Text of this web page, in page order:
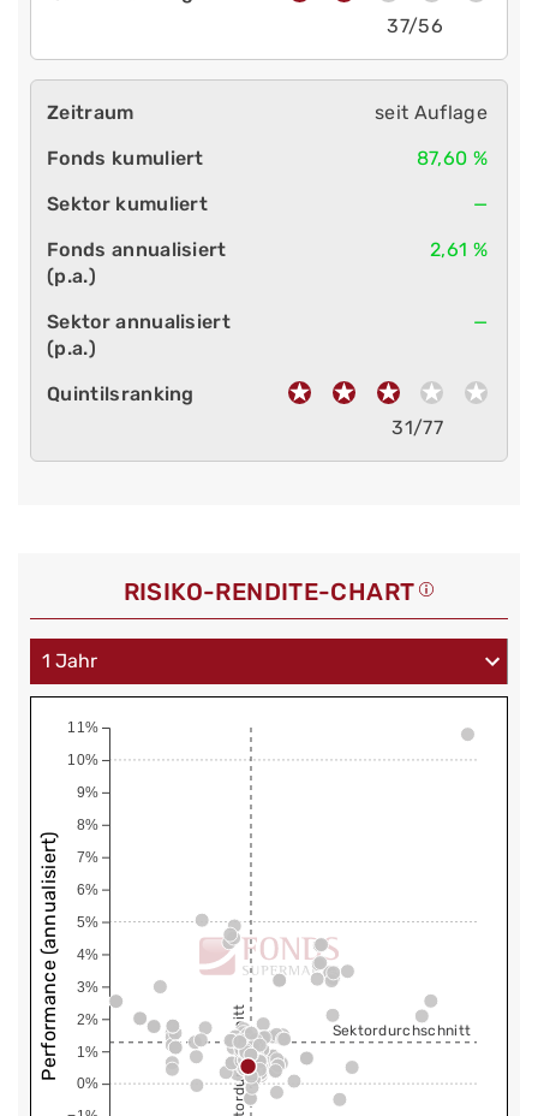
37/56
seit Auflage
87,60 %
—
2,61 %
—
31/77
RISIKO-RENDITE-CHART
0%
1%
2%
3%
4%
5%
6%
7%
8%
9%
10%
11%
Sektordurchschnitt
Sektordurchschnitt
Performance (annualisiert)